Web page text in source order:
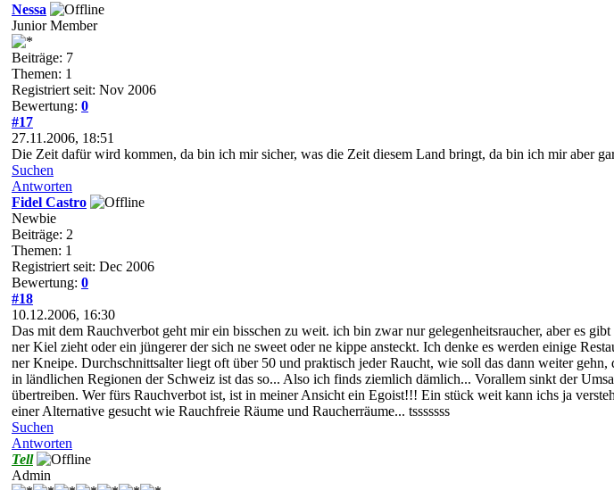
Nessa
Junior Member
Beiträge: 7
Themen: 1
Registriert seit: Nov 2006
Bewertung: 0
#17
27.11.2006, 18:51
Die Zeit dafür wird kommen, da bin ich mir sicher, was die Zeit diesem Land bringt, da bin ich mir aber
Suchen
Antworten
Fidel Castro
Newbie
Beiträge: 2
Themen: 1
Registriert seit: Dec 2006
Bewertung: 0
#18
10.12.2006, 16:30
Das mit dem Rauchverbot geht mir ein bisschen zu weit. ich bin zwar nur gelegenheitsraucher, aber es
ner Kiel zieht oder ein jüngerer der sich ne sweet oder ne kippe ansteckt. Ich denke es werden einige
ner Kneipe. Durchschnittsalter liegt oft über 50 und praktisch jeder Raucht, wie soll das dann weiter
in ländlichen Regionen der Schweiz ist das so... Also ich finds ziemlich dämlich... Vorallem sinkt der
übertreiben. Wer fürs Rauchverbot ist, ist in meiner Ansicht ein Egoist!!! Ein stück weit kann ichs ja
einer Alternative gesucht wie Rauchfreie Räume und Raucherräume... tsssssss
Suchen
Antworten
Tell
Admin